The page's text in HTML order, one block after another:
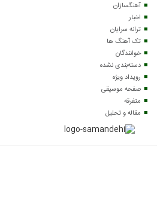
آهنگسازان
اخبار
ترانه سرایان
تک آهنگ ها
خوانندگان
دسته‌بندی نشده
رویداد ویژه
صفحه موسیقی
متفرقه
مقاله و تحلیل